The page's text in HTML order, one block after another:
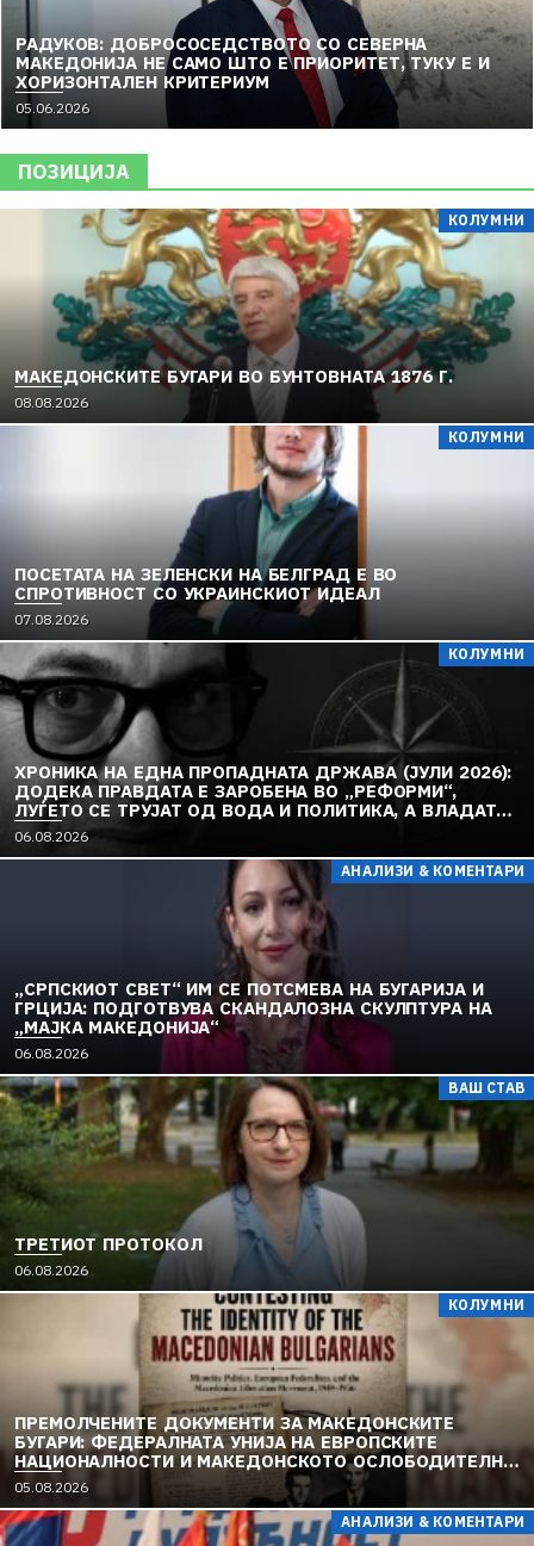
РАДУКОВ: ДОБРОСОСЕДСТВОТО СО СЕВЕРНА
МАКЕДОНИЈА НЕ САМО ШТО Е ПРИОРИТЕТ, ТУКУ Е И
ХОРИЗОНТАЛЕН КРИТЕРИУМ
05.06.2026
ПОЗИЦИЈА
КОЛУМНИ
МАКЕДОНСКИТЕ БУГАРИ ВО БУНТОВНАТА 1876 Г.
08.08.2026
КОЛУМНИ
ПОСЕТАТА НА ЗЕЛЕНСКИ НА БЕЛГРАД Е ВО
СПРОТИВНОСТ СО УКРАИНСКИОТ ИДЕАЛ
07.08.2026
КОЛУМНИ
ХРОНИКА НА ЕДНА ПРОПАДНАТА ДРЖАВА (ЈУЛИ 2026):
ДОДЕКА ПРАВДАТА Е ЗАРОБЕНА ВО „РЕФОРМИ“,
ЛУЃЕТО СЕ ТРУЈАТ ОД ВОДА И ПОЛИТИКА, А ВЛАДАТА
И ОПОЗИЦИЈАТА СЕ „РЕКОНСТРУИРААТ“ – ЗЕМЈАТА
ТОНЕ ВО „ДОСТОИНСТВО“ И МОЛЧИ ПРЕД УКРАИНА
06.08.2026
АНАЛИЗИ & КОМЕНТАРИ
„СРПСКИОТ СВЕТ“ ИМ СЕ ПОТСМЕВА НА БУГАРИЈА И
ГРЦИЈА: ПОДГОТВУВА СКАНДАЛОЗНА СКУЛПТУРА НА
„МАЈКА МАКЕДОНИЈА“
06.08.2026
ВАШ СТАВ
ТРЕТИОТ ПРОТОКОЛ
06.08.2026
КОЛУМНИ
ПРЕМОЛЧЕНИТЕ ДОКУМЕНТИ ЗА МАКЕДОНСКИТЕ
БУГАРИ: ФЕДЕРАЛНАТА УНИЈА НА ЕВРОПСКИТЕ
НАЦИОНАЛНОСТИ И МАКЕДОНСКОТО ОСЛОБОДИТЕЛНО
ДВИЖЕЊЕ (1949–1956) (2)
05.08.2026
АНАЛИЗИ & КОМЕНТАРИ